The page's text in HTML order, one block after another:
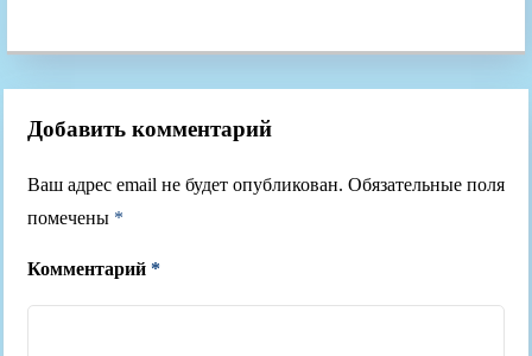
Добавить комментарий
Ваш адрес email не будет опубликован. Обязательные поля
помечены *
Комментарий *